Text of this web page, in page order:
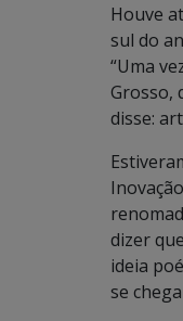
Houve
sul do
“Uma
Grosso,
disse:
dizer
ideia
se